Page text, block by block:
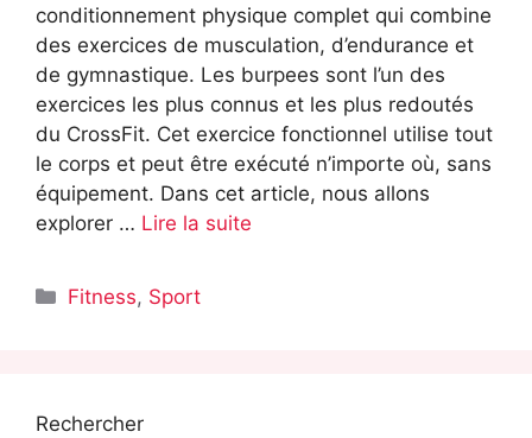
conditionnement physique complet qui combine
des exercices de musculation, d’endurance et
de gymnastique. Les burpees sont l’un des
exercices les plus connus et les plus redoutés
du CrossFit. Cet exercice fonctionnel utilise tout
le corps et peut être exécuté n’importe où, sans
équipement. Dans cet article, nous allons
explorer … Lire la suite
Catégories
Fitness, Sport
Rechercher